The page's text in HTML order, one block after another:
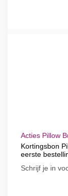
Acties Pillow
Kortingsbon
eerste
Schrijf je in